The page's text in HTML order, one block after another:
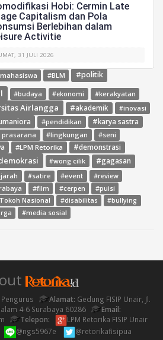
Hobi: Cermin Late
Capitalism dan Pola
Berlebihan dalam
Activitie
31 JULI 2026
#BLM
#politik
#budaya #ekonomi #kerakyatan
Airlangga #akademik #inovasi
#pendidikan
#karya sastra
prasarana #lingkungan #seni
#LPM Retorika #demonstrasi
#wong cilik #gagasan
#satire #event
#review
#film #cerpen
#puisi
Nasional #disabilitas
#bullying
#media sosial
Alamat: Gedung FISIP Unair, Jl.
4-6 Surabaya 60286
Email:
Telepon:
LPM Retorika FISIP Unair
@ngs5967e @retorikafisipua